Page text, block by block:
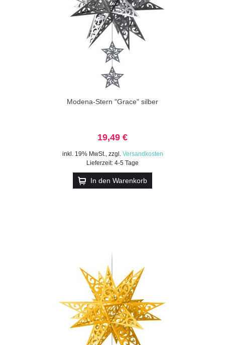
Modena-Stern "Grace" silber
19,49 €
inkl. 19% MwSt., zzgl. Versandkosten
Lieferzeit: 4-5 Tage
In den Warenkorb